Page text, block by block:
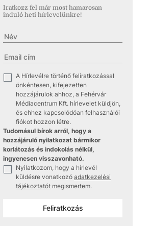
Iratkozz fel már most hamarosan
induló heti hírlevelünkre!
A Hírlevélre történő feliratkozással
önkéntesen, kifejezetten
hozzájárulok ahhoz, a Fehérvár
Médiacentrum Kft. hírlevelet küldjön,
és ehhez kapcsolódóan felhasználói
fiókot hozzon létre.
Tudomásul bírok arról, hogy a
hozzájáruló nyilatkozat bármikor
korlátozás és indokolás nélkül,
ingyenesen visszavonható.
Nyilatkozom, hogy a hírlevél
küldésre vonatkozó adatkezelési
tájékoztatót megismertem.
Feliratkozás